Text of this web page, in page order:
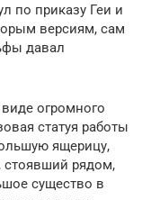
по приказу Геи и
версиям, сам
давал
огромного
статуя работы
ящерицу,
стоявший рядом,
существо в